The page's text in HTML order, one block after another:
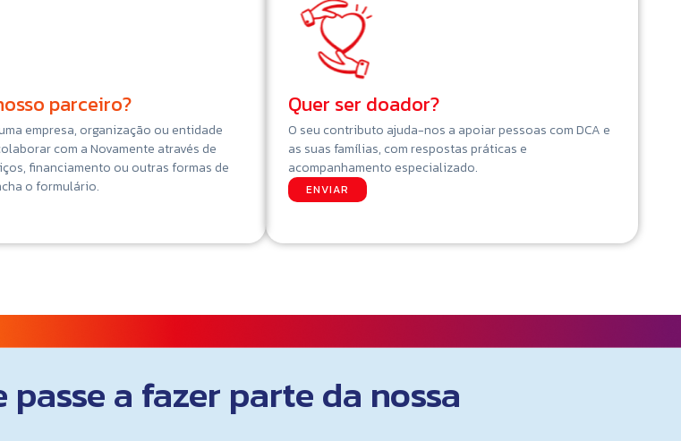
parceiro?
empresa, organização ou entidade
com a Novamente através de
financiamento ou outras formas de
o formulário.
Quer ser doador?
O seu contributo ajuda-nos a apoiar pessoas com DCA e
as suas famílias, com respostas práticas e
acompanhamento especializado.
ENVIAR
a fazer parte da nossa